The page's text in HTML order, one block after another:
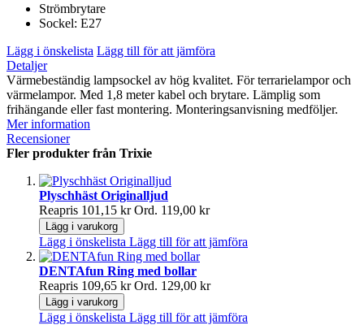
Strömbrytare
Sockel: E27
Lägg i önskelista Lägg till för att jämföra
Detaljer
Värmebeständig lampsockel av hög kvalitet. För terrarielampor och
värmelampor. Med 1,8 meter kabel och brytare. Lämplig som
frihängande eller fast montering. Monteringsanvisning medföljer.
Mer information
Recensioner
Fler produkter från Trixie
Plyschhäst Originalljud
Reapris 101,15 kr Ord. 119,00 kr
Lägg i varukorg
Lägg i önskelista Lägg till för att jämföra
DENTAfun Ring med bollar
Reapris 109,65 kr Ord. 129,00 kr
Lägg i varukorg
Lägg i önskelista Lägg till för att jämföra